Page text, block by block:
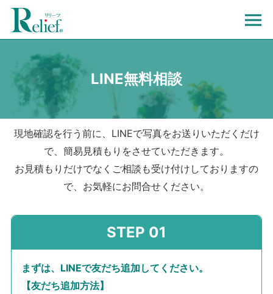
LINE無料相談
現地確認を行う前に、LINEで写真をお送りいただくだけ
で、簡易見積もりをさせていただきます。
お見積もりだけでなくご相談も受け付けしておりますの
で、お気軽にお問合せください。
まずは、LINEで友だち追加してください。
【友だち追加方法】